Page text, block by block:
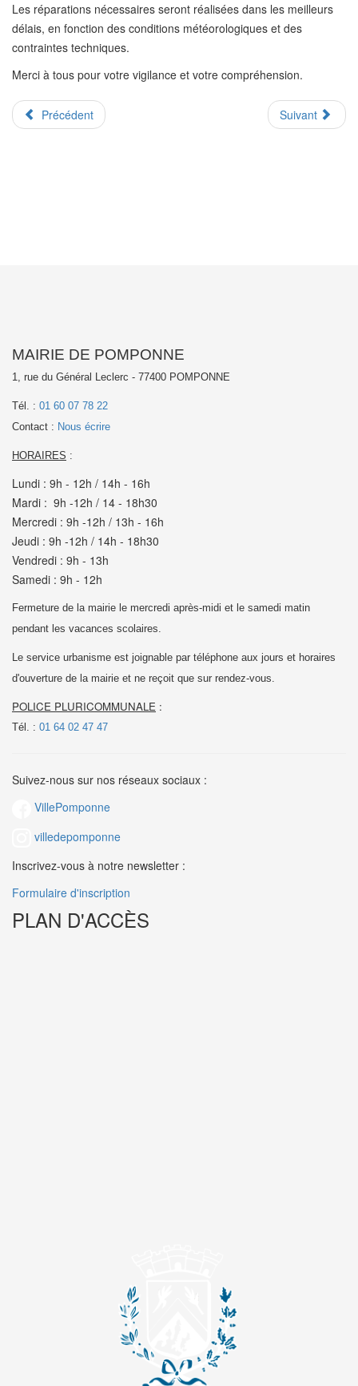
Les réparations nécessaires seront réalisées dans les meilleurs
délais, en fonction des conditions météorologiques et des
contraintes techniques.
Merci à tous pour votre vigilance et votre compréhension.
Précédent Suivant
MAIRIE DE POMPONNE
1, rue du Général Leclerc - 77400 POMPONNE
Tél. : 01 60 07 78 22
Contact : Nous écrire
HORAIRES :
Lundi : 9h - 12h / 14h - 16h
Mardi : 9h -12h / 14 - 18h30
Mercredi : 9h -12h / 13h - 16h
Jeudi : 9h -12h / 14h - 18h30
Vendredi : 9h - 13h
Samedi : 9h - 12h
Fermeture de la mairie le mercredi après-midi et le samedi matin
pendant les vacances scolaires.
Le service urbanisme est joignable par téléphone aux jours et horaires
d'ouverture de la mairie et ne reçoit que sur rendez-vous.
POLICE PLURICOMMUNALE :
Tél. : 01 64 02 47 47
Suivez-nous sur nos réseaux sociaux :
VillePomponne
villedepomponne
Inscrivez-vous à notre newsletter :
Formulaire d'inscription
PLAN D'ACCÈS